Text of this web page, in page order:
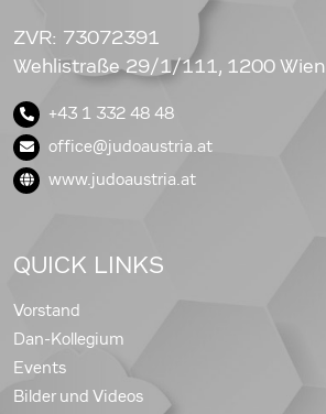
ZVR: 73072391
Wehlistraße 29/1/111, 1200 Wien
+43 1 332 48 48
office@judoaustria.at
www.judoaustria.at
QUICK LINKS
Vorstand
Dan-Kollegium
Events
Bilder und Videos